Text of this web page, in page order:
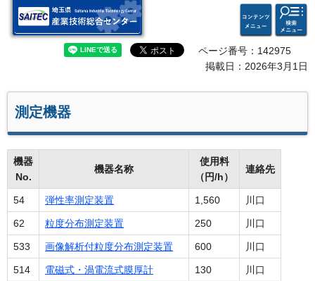
埼玉県 産業技術総合セン
コンテ
ンツメ
ニュー
検索・
共通メ
ニュー
ページ番号：142975
掲載日：2026年3月1日
測定機器
機器
No.
機器名称
使用料
（円/h）
連絡先
54 弾性率測定装置 1,560 川口
62 粒度分布測定装置 250 川口
533 画像解析付粒度分布測定装置 600 川口
514 電磁式・渦電流式膜厚計 130 川口